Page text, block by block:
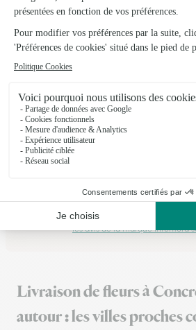
A part la date de livraison, pas possible
29/04/2026
★ ★ ★ ★ ★
Rapide.
Rapide. Commande le dimanche pour un
temps pour la cérémonie. Coupe
Trustpilot Échantillon d'avis clients
les avis de la marque Interflora
Livraison de fleurs à
autour : les villes proches